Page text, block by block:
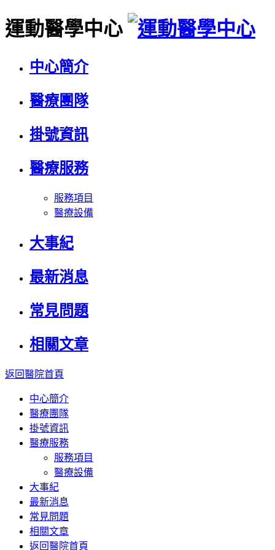
運動醫學中心
中心簡介
醫療團隊
掛號資訊
醫療服務
服務項目
醫療設備
大事紀
最新消息
常見問題
相關文章
返回醫院首頁
中心簡介
醫療團隊
掛號資訊
醫療服務
服務項目
醫療設備
大事紀
最新消息
常見問題
相關文章
返回醫院首頁